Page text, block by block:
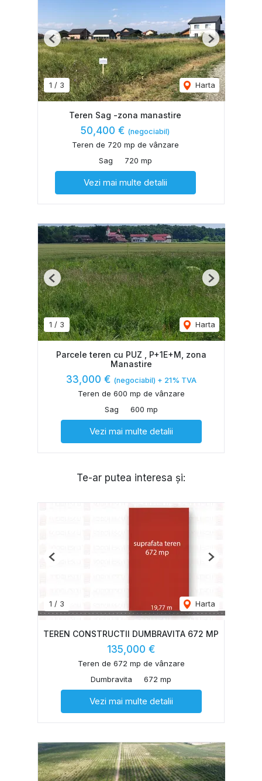
1 / 3 Harta
Previous Next
Teren Sag -zona manastire
50,400 € (negociabil)
Teren de 720 mp de vânzare
Sag
720 mp
Vezi mai multe detalii
1 / 3 Harta
Previous Next
Parcele teren cu PUZ , P+1E+M, zona
Manastire
33,000 € (negociabil) + 21% TVA
Teren de 600 mp de vânzare
Sag
600 mp
Vezi mai multe detalii
Te-ar putea interesa și:
1 / 3 Harta
Previous Next
TEREN CONSTRUCTII DUMBRAVITA 672 MP
135,000 €
Teren de 672 mp de vânzare
Dumbravita
672 mp
Vezi mai multe detalii